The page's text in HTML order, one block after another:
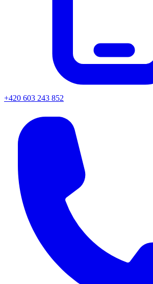
+420 603 243 852